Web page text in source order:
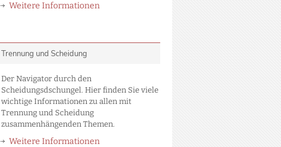
Weitere Informationen
Trennung und Scheidung
Der Navigator durch den
Scheidungsdschungel. Hier finden Sie viele
wichtige Informationen zu allen mit
Trennung und Scheidung
zusammenhängenden Themen.
Weitere Informationen